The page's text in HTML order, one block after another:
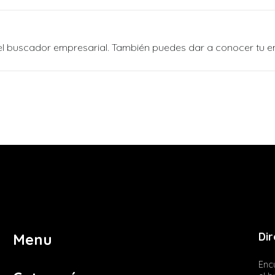
buscador empresarial. También puedes dar a conocer tu
Menu